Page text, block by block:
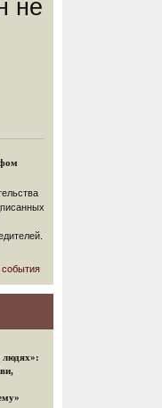
не
события